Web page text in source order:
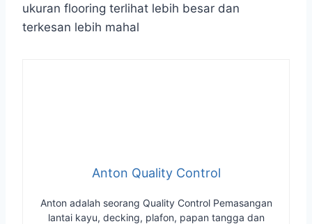
ukuran flooring terlihat lebih besar dan
terkesan lebih mahal
Anton Quality Control
Anton adalah seorang Quality Control Pemasangan
lantai kayu, decking, plafon, papan tangga dan